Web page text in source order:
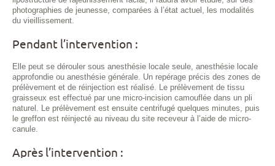
photographies de jeunesse, comparées à l’état actuel, les modalités
du vieillissement.
Pendant l’intervention :
Elle peut se dérouler sous anesthésie locale seule, anesthésie locale
approfondie ou anesthésie générale. Un repérage précis des zones de
prélèvement et de réinjection est réalisé. Le prélèvement de tissu
graisseux est effectué par une micro-incision camouflée dans un pli
naturel. Le prélèvement est ensuite centrifugé quelques minutes, puis
le greffon est réinjecté au niveau du site receveur à l’aide de micro-
canule.
Après l’intervention :